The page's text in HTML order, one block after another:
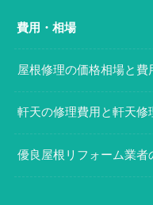
費用・相場
屋根修理の価格相場と費
軒天の修理費用と軒天修
優良屋根リフォーム業